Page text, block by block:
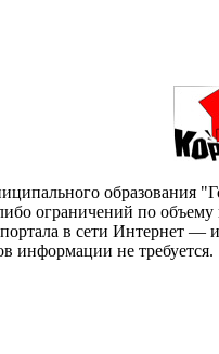
образования
ограничений по
в сети Интернет —
информации не требуется.